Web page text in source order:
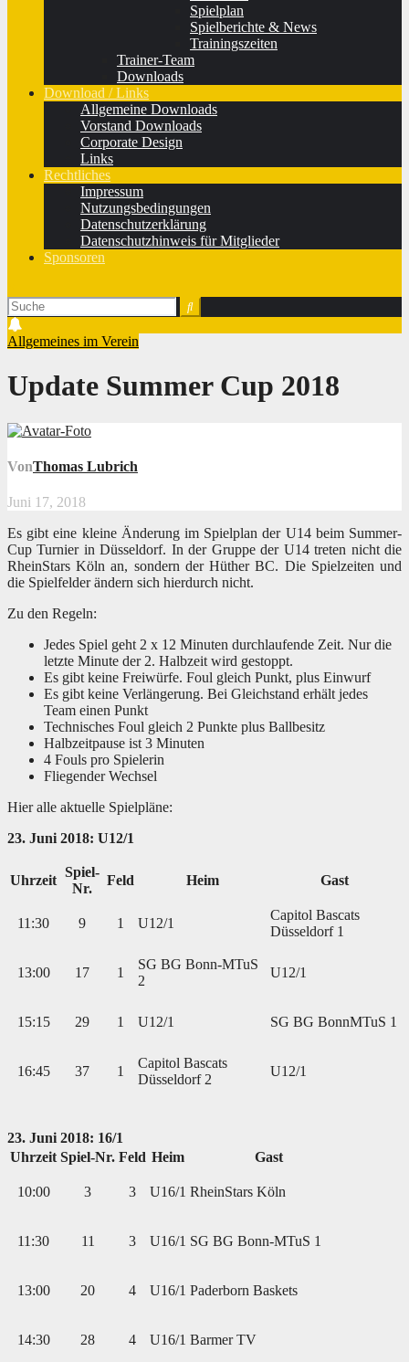
Spielplan
Spielberichte & News
Trainingszeiten
Trainer-Team
Downloads
Download / Links
Allgemeine Downloads
Vorstand Downloads
Corporate Design
Links
Rechtliches
Impressum
Nutzungsbedingungen
Datenschutzerklärung
Datenschutzhinweis für Mitglieder
Sponsoren
Allgemeines im Verein
Update Summer Cup 2018
VonThomas Lubrich
Juni 17, 2018
Es gibt eine kleine Änderung im Spielplan der U14 beim Summer-
Cup Turnier in Düsseldorf. In der Gruppe der U14 treten nicht die
RheinStars Köln an, sondern der Hüther BC. Die Spielzeiten und
die Spielfelder ändern sich hierdurch nicht.
Zu den Regeln:
Jedes Spiel geht 2 x 12 Minuten durchlaufende Zeit. Nur die
letzte Minute der 2. Halbzeit wird gestoppt.
Es gibt keine Freiwürfe. Foul gleich Punkt, plus Einwurf
Es gibt keine Verlängerung. Bei Gleichstand erhält jedes
Team einen Punkt
Technisches Foul gleich 2 Punkte plus Ballbesitz
Halbzeitpause ist 3 Minuten
4 Fouls pro Spielerin
Fliegender Wechsel
Hier alle aktuelle Spielpläne:
23. Juni 2018: U12/1
Uhrzeit
Spiel-
Nr.
Feld Heim Gast
11:30 9 1 U12/1
Capitol Bascats
Düsseldorf 1
13:00 17 1
SG BG Bonn-MTuS
2
U12/1
15:15 29 1 U12/1 SG BG BonnMTuS 1
16:45 37 1
Capitol Bascats
Düsseldorf 2
U12/1
23. Juni 2018: 16/1
Uhrzeit Spiel-Nr. Feld Heim Gast
10:00 3 3 U16/1 RheinStars Köln
11:30 11 3 U16/1 SG BG Bonn-MTuS 1
13:00 20 4 U16/1 Paderborn Baskets
14:30 28 4 U16/1 Barmer TV